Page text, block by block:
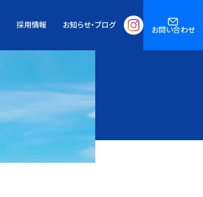
採用情報 お知らせ・ブログ お問い合わせ